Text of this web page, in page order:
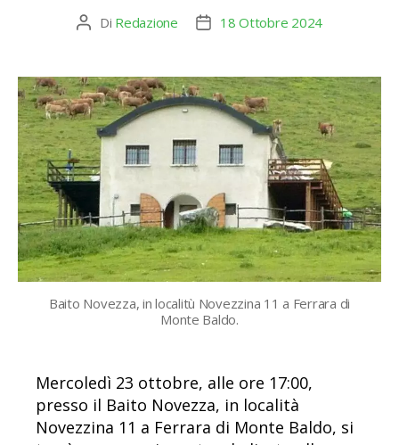
Autore
Di Redazione
Data18 Ottobre 2024
Baito Novezza, in localitù Novezzina 11 a Ferrara di
Monte Baldo.
Mercoledì 23 ottobre, alle ore 17:00,
presso il Baito Novezza, in località
Novezzina 11 a Ferrara di Monte Baldo, si